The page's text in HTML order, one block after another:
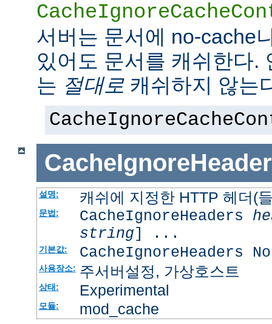
서버는 문서에 no-cache
있어도 문서를 캐쉬한다.
는 절대로 캐쉬하지 않는
설명: 캐쉬에 지정한 HTTP 헤더(
문법: CacheIgnoreHeaders
string] ...
기본값: CacheIgnoreHeaders
사용장소: 주서버설정, 가상호스트
상태: Experimental
모듈: mod_cache